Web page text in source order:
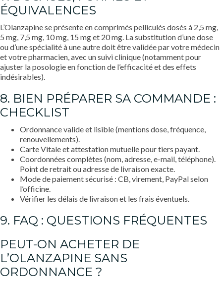
ÉQUIVALENCES
L’Olanzapine se présente en comprimés pelliculés dosés à 2,5 mg,
5 mg, 7,5 mg, 10 mg, 15 mg et 20 mg. La substitution d’une dose
ou d’une spécialité à une autre doit être validée par votre médecin
et votre pharmacien, avec un suivi clinique (notamment pour
ajuster la posologie en fonction de l’efficacité et des effets
indésirables).
8. BIEN PRÉPARER SA COMMANDE :
CHECKLIST
Ordonnance valide et lisible (mentions dose, fréquence,
renouvellements).
Carte Vitale et attestation mutuelle pour tiers payant.
Coordonnées complètes (nom, adresse, e-mail, téléphone).
Point de retrait ou adresse de livraison exacte.
Mode de paiement sécurisé : CB, virement, PayPal selon
l’officine.
Vérifier les délais de livraison et les frais éventuels.
9. FAQ : QUESTIONS FRÉQUENTES
PEUT-ON ACHETER DE
L’OLANZAPINE SANS
ORDONNANCE ?